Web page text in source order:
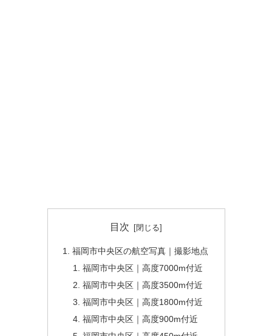
目次
福岡市中央区の航空写真｜撮影地点
福岡市中央区｜高度7000m付近
福岡市中央区｜高度3500m付近
福岡市中央区｜高度1800m付近
福岡市中央区｜高度900m付近